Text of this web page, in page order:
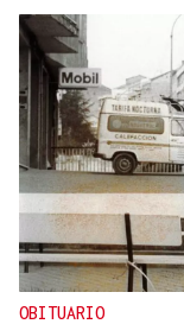
OBITUARIO